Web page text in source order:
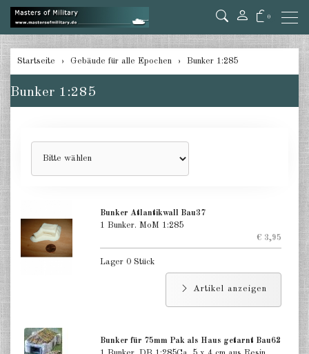
0
zurück
Befestigungen 1:285
Flugplatz 1:285
Gebäude Industrie 1:285
Gebäude japanischer Stil 1:285
Startseite Gebäude für alle Epochen Bunker 1:285
Bunker 1:285
Bunker Atlantikwall Bau37
1 Bunker. MoM 1:285
€ 3,95
Lager 0 Stück
Artikel anzeigen
Bunker für 75mm Pak als Haus getarnt Bau62